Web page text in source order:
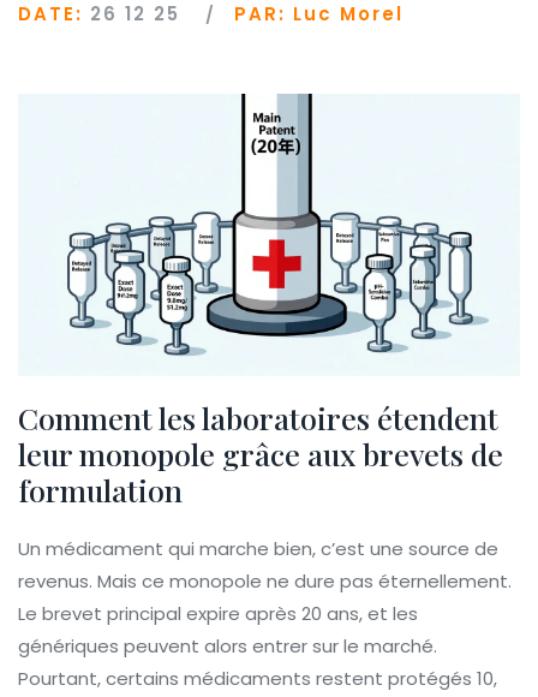
DATE: 26 12 25 PAR: Luc Morel
Comment les laboratoires étendent
leur monopole grâce aux brevets de
formulation
Un médicament qui marche bien, c’est une source de
revenus. Mais ce monopole ne dure pas éternellement.
Le brevet principal expire après 20 ans, et les
génériques peuvent alors entrer sur le marché.
Pourtant, certains médicaments restent protégés 10,